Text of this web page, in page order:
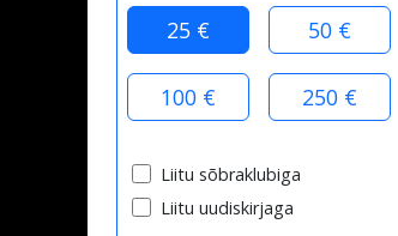
25 € 50 €
100 € 250 €
Liitu sõbraklubiga
Liitu uudiskirjaga